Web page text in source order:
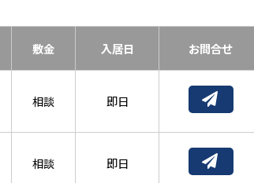
敷金 入居日 お問合せ
相談 即日
相談 即日